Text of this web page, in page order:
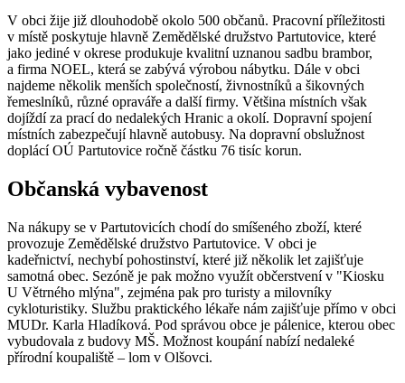
V obci žije již dlouhodobě okolo 500 občanů. Pracovní příležitosti
v místě poskytuje hlavně Zemědělské družstvo Partutovice, které
jako jediné v okrese produkuje kvalitní uznanou sadbu brambor,
a firma NOEL, která se zabývá výrobou nábytku. Dále v obci
najdeme několik menších společností, živnostníků a šikovných
řemeslníků, různé opraváře a další firmy. Většina místních však
dojíždí za prací do nedalekých Hranic a okolí. Dopravní spojení
místních zabezpečují hlavně autobusy. Na dopravní obslužnost
doplácí OÚ Partutovice ročně částku 76 tisíc korun.
Občanská vybavenost
Na nákupy se v Partutovicích chodí do smíšeného zboží, které
provozuje Zemědělské družstvo Partutovice. V obci je
kadeřnictví, nechybí pohostinství, které již několik let zajišťuje
samotná obec. Sezóně je pak možno využít občerstvení v "Kiosku
U Větrného mlýna", zejména pak pro turisty a milovníky
cykloturistiky. Službu praktického lékaře nám zajišťuje přímo v obci
MUDr. Karla Hladíková. Pod správou obce je pálenice, kterou obec
vybudovala z budovy MŠ. Možnost koupání nabízí nedaleké
přírodní koupaliště – lom v Olšovci.